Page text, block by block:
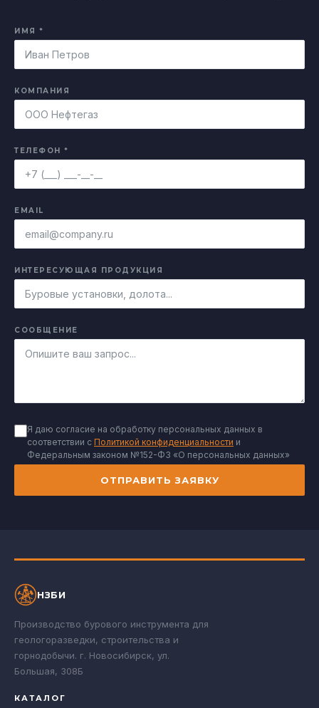
ИМЯ *
КОМПАНИЯ
ТЕЛЕФОН *
EMAIL
ИНТЕРЕСУЮЩАЯ ПРОДУКЦИЯ
СООБЩЕНИЕ
Я даю согласие на обработку персональных данных в
соответствии с Политикой конфиденциальности и
Федеральным законом №152-ФЗ «О персональных данных»
ОТПРАВИТЬ ЗАЯВКУ
НЗБИ
Производство бурового инструмента для
геологоразведки, строительства и
горнодобычи. г. Новосибирск, ул.
Большая, 308Б
КАТАЛОГ